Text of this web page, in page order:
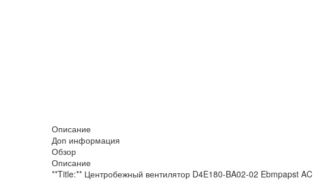
Описание
Доп информация
Обзор
Описание
**Title:** Центробежный вентилятор D4E180-BA02-02 Ebmpapst AC